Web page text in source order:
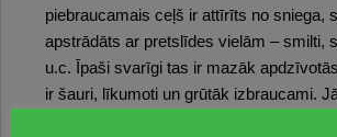
piebraucamais ceļš ir attīrīts no sniega,
apstrādāts ar pretslīdes vielām – smilti,
u.c. Īpaši svarīgi tas ir mazāk
ir šauri, līkumoti un grūtāk izbraucami.